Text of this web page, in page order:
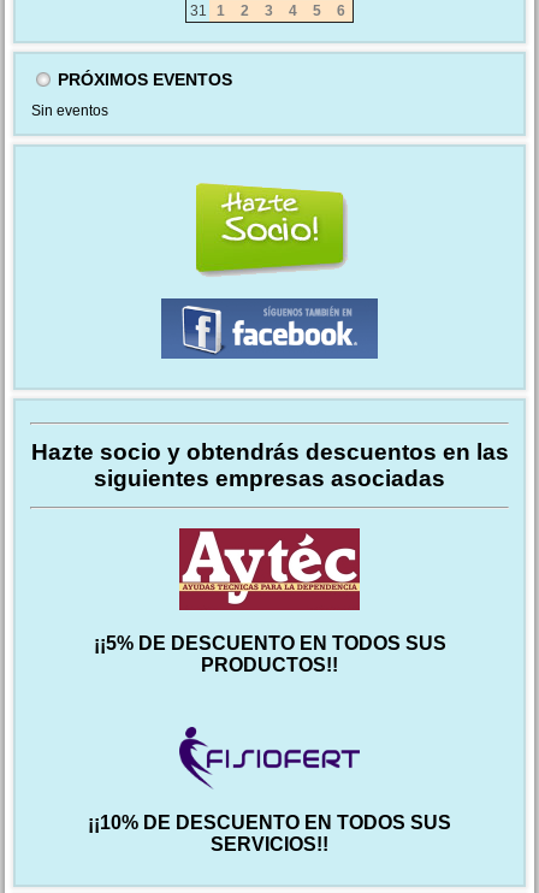
31
1 2 3 4 5 6
PRÓXIMOS EVENTOS
Sin eventos
Hazte socio y obtendrás descuentos en las
siguientes empresas asociadas
¡¡5% DE DESCUENTO EN TODOS SUS
PRODUCTOS!!
¡¡10% DE DESCUENTO EN TODOS SUS
SERVICIOS!!